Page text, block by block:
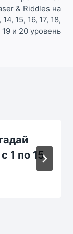
& Riddles на
14, 15, 16, 17, 18,
19 и 20 уровень
1 по 15